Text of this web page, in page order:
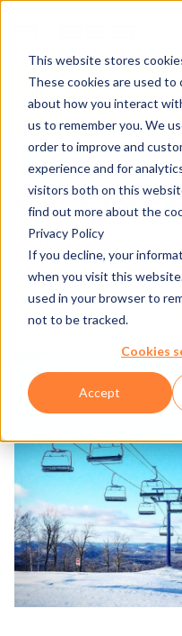
This website stores
These cookies are used
about how you interact
us to remember you. We
order to improve and
experience and for
visitors both on this
find out more about the
Privacy Policy
If you decline, your
when you visit this
used in your browser to
not to be tracked.
Cookies
Accept
ALLE NEWS
SHARE
22.10.2021
Mont Blanc
Kontaktlos ins